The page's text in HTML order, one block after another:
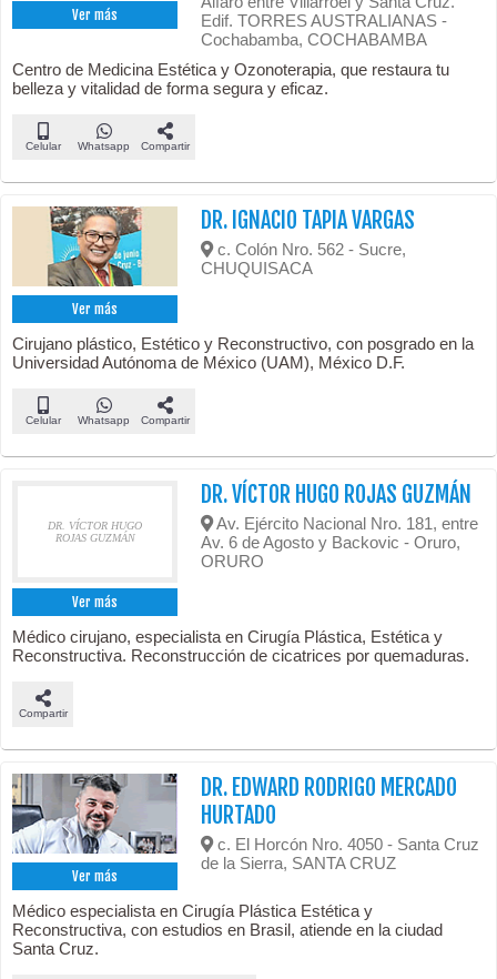
Ver más
Edif. TORRES AUSTRALIANAS -
Cochabamba, COCHABAMBA
Centro de Medicina Estética y Ozonoterapia, que restaura tu
belleza y vitalidad de forma segura y eficaz.
Celular Whatsapp Compartir
Ver más
DR. IGNACIO TAPIA VARGAS
c. Colón Nro. 562 - Sucre,
CHUQUISACA
Cirujano plástico, Estético y Reconstructivo, con posgrado en la
Universidad Autónoma de México (UAM), México D.F.
Celular Whatsapp Compartir
DR. VÍCTOR HUGO
ROJAS GUZMÁN
Ver más
DR. VÍCTOR HUGO ROJAS GUZMÁN
Av. Ejército Nacional Nro. 181, entre
Av. 6 de Agosto y Backovic - Oruro,
ORURO
Médico cirujano, especialista en Cirugía Plástica, Estética y
Reconstructiva. Reconstrucción de cicatrices por quemaduras.
Compartir
Ver más
DR. EDWARD RODRIGO MERCADO
HURTADO
c. El Horcón Nro. 4050 - Santa Cruz
de la Sierra, SANTA CRUZ
Médico especialista en Cirugía Plástica Estética y
Reconstructiva, con estudios en Brasil, atiende en la ciudad
Santa Cruz.